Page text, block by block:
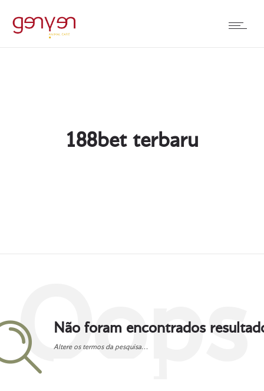
188bet terbaru
Oops
Não foram encontrados
Altere os termos da pesquisa...